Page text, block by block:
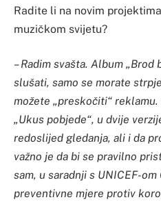
Radite li na novim
muzičkom svijetu?
– Radim svašta. Album
slušati, samo se morate
možete „preskočiti“
„Ukus pobjede“, u dvije
redoslijed gledanja, ali i da
važno je da bi se pravilno
sam, u saradnji s UNICEF-
preventivne mjere protiv